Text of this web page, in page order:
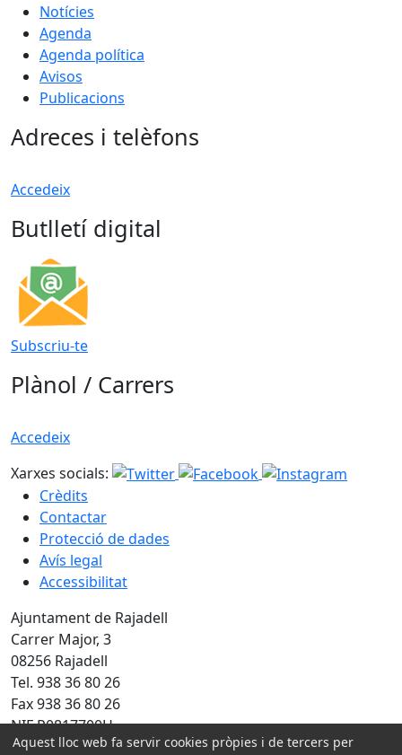
Notícies
Agenda
Agenda política
Avisos
Publicacions
Adreces i telèfons
Accedeix
Butlletí digital
Subscriu-te
Plànol / Carrers
Accedeix
Xarxes socials:
Crèdits
Contactar
Protecció de dades
Avís legal
Accessibilitat
Ajuntament de Rajadell
Carrer Major, 3
08256 Rajadell
Tel. 938 36 80 26
Fax 938 36 80 26
NIF P0817700H
Aquest lloc web fa servir cookies pròpies i de tercers per